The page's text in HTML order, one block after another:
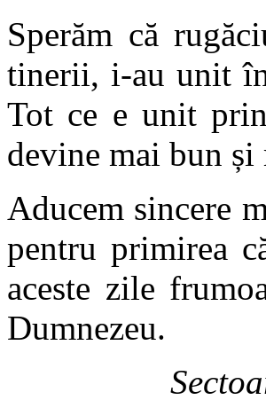
Sperăm că
tinerii, i-au unit
Tot ce e unit
devine mai bun
Aducem sincere
pentru primirea
aceste zile
Dumnezeu.